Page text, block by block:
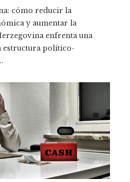
cómo reducir la
y aumentar la
enfrenta una
estructura político-